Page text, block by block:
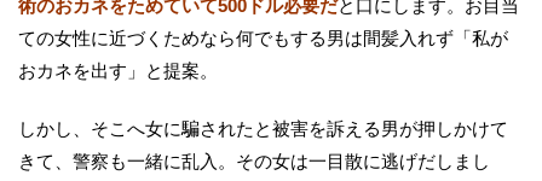
術のおカネをためていて500ドル必要だと口にします。お目当
ての女性に近づくためなら何でもする男は間髪入れず「私が
おカネを出す」と提案。
しかし、そこへ女に騙されたと被害を訴える男が押しかけて
きて、警察も一緒に乱入。その女は一目散に逃げだしまし